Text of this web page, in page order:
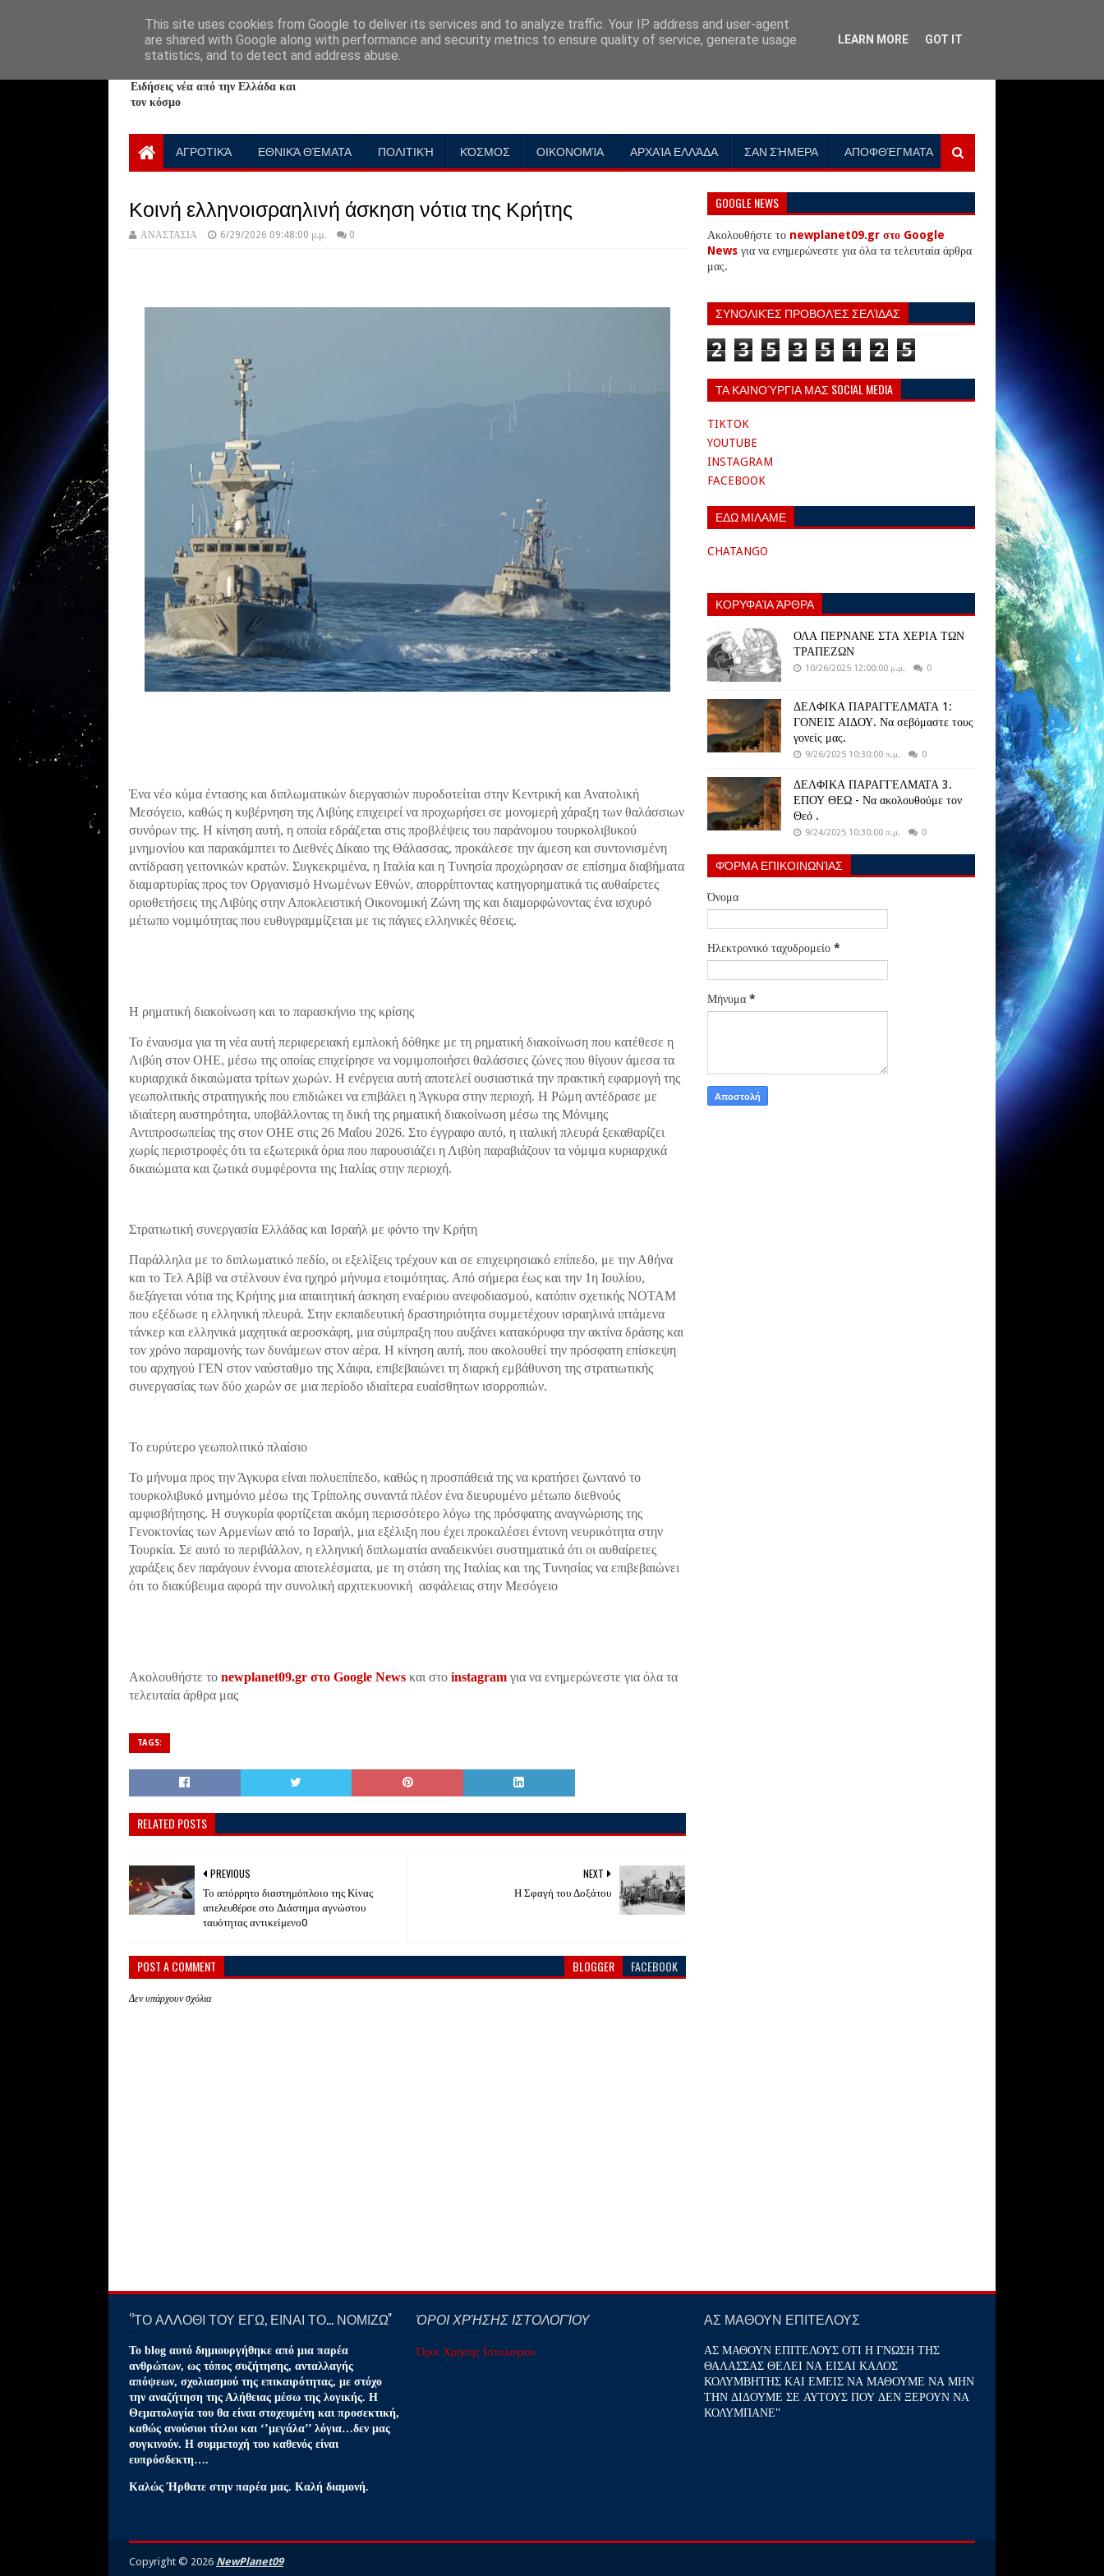
NewPlanet09
Ειδήσεις νέα από την Ελλάδα και
τον κόσμο
ΑΓΡΟΤΙΚΆ ΕΘΝΙΚΆ ΘΈΜΑΤΑ ΠΟΛΙΤΙΚΉ ΚΌΣΜΟΣ ΟΙΚΟΝΟΜΊΑ ΑΡΧΑΊΑ ΕΛΛΆΔΑ ΣΑΝ ΣΉΜΕΡΑ ΑΠΟΦΘΈΓΜΑΤΑ
Κοινή ελληνοισραηλινή άσκηση νότια της Κρήτης
ΑΝΑΣΤΑΣΙΑ 6/29/2026 09:48:00 μ.μ. 0
Ένα νέο κύμα έντασης και διπλωματικών διεργασιών πυροδοτείται στην Κεντρική και Ανατολική
Μεσόγειο, καθώς η κυβέρνηση της Λιβύης επιχειρεί να προχωρήσει σε μονομερή χάραξη των θαλάσσιων
συνόρων της. Η κίνηση αυτή, η οποία εδράζεται στις προβλέψεις του παράνομου τουρκολιβυκού
μνημονίου και παρακάμπτει το Διεθνές Δίκαιο της Θάλασσας, προκάλεσε την άμεση και συντονισμένη
αντίδραση γειτονικών κρατών. Συγκεκριμένα, η Ιταλία και η Τυνησία προχώρησαν σε επίσημα διαβήματα
διαμαρτυρίας προς τον Οργανισμό Ηνωμένων Εθνών, απορρίπτοντας κατηγορηματικά τις αυθαίρετες
οριοθετήσεις της Λιβύης στην Αποκλειστική Οικονομική Ζώνη της και διαμορφώνοντας ένα ισχυρό
μέτωπο νομιμότητας που ευθυγραμμίζεται με τις πάγιες ελληνικές θέσεις.
Η ρηματική διακοίνωση και το παρασκήνιο της κρίσης
Το έναυσμα για τη νέα αυτή περιφερειακή εμπλοκή δόθηκε με τη ρηματική διακοίνωση που κατέθεσε η
Λιβύη στον ΟΗΕ, μέσω της οποίας επιχείρησε να νομιμοποιήσει θαλάσσιες ζώνες που θίγουν άμεσα τα
κυριαρχικά δικαιώματα τρίτων χωρών. Η ενέργεια αυτή αποτελεί ουσιαστικά την πρακτική εφαρμογή της
γεωπολιτικής στρατηγικής που επιδιώκει να επιβάλει η Άγκυρα στην περιοχή. Η Ρώμη αντέδρασε με
ιδιαίτερη αυστηρότητα, υποβάλλοντας τη δική της ρηματική διακοίνωση μέσω της Μόνιμης
Αντιπροσωπείας της στον ΟΗΕ στις 26 Μαΐου 2026. Στο έγγραφο αυτό, η ιταλική πλευρά ξεκαθαρίζει
χωρίς περιστροφές ότι τα εξωτερικά όρια που παρουσιάζει η Λιβύη παραβιάζουν τα νόμιμα κυριαρχικά
δικαιώματα και ζωτικά συμφέροντα της Ιταλίας στην περιοχή.
Στρατιωτική συνεργασία Ελλάδας και Ισραήλ με φόντο την Κρήτη
Παράλληλα με το διπλωματικό πεδίο, οι εξελίξεις τρέχουν και σε επιχειρησιακό επίπεδο, με την Αθήνα
και το Τελ Αβίβ να στέλνουν ένα ηχηρό μήνυμα ετοιμότητας. Από σήμερα έως και την 1η Ιουλίου,
διεξάγεται νότια της Κρήτης μια απαιτητική άσκηση εναέριου ανεφοδιασμού, κατόπιν σχετικής ΝΟΤΑΜ
που εξέδωσε η ελληνική πλευρά. Στην εκπαιδευτική δραστηριότητα συμμετέχουν ισραηλινά ιπτάμενα
τάνκερ και ελληνικά μαχητικά αεροσκάφη, μια σύμπραξη που αυξάνει κατακόρυφα την ακτίνα δράσης και
τον χρόνο παραμονής των δυνάμεων στον αέρα. Η κίνηση αυτή, που ακολουθεί την πρόσφατη επίσκεψη
του αρχηγού ΓΕΝ στον ναύσταθμο της Χάιφα, επιβεβαιώνει τη διαρκή εμβάθυνση της στρατιωτικής
συνεργασίας των δύο χωρών σε μια περίοδο ιδιαίτερα ευαίσθητων ισορροπιών.
Το ευρύτερο γεωπολιτικό πλαίσιο
Το μήνυμα προς την Άγκυρα είναι πολυεπίπεδο, καθώς η προσπάθειά της να κρατήσει ζωντανό το
τουρκολιβυκό μνημόνιο μέσω της Τρίπολης συναντά πλέον ένα διευρυμένο μέτωπο διεθνούς
αμφισβήτησης. Η συγκυρία φορτίζεται ακόμη περισσότερο λόγω της πρόσφατης αναγνώρισης της
Γενοκτονίας των Αρμενίων από το Ισραήλ, μια εξέλιξη που έχει προκαλέσει έντονη νευρικότητα στην
Τουρκία. Σε αυτό το περιβάλλον, η ελληνική διπλωματία αναδεικνύει συστηματικά ότι οι αυθαίρετες
χαράξεις δεν παράγουν έννομα αποτελέσματα, με τη στάση της Ιταλίας και της Τυνησίας να επιβεβαιώνει
ότι το διακύβευμα αφορά την συνολική αρχιτεκυονική ασφάλειας στην Μεσόγειο
Ακολουθήστε το newplanet09.gr στο Google News και στο instagram για να ενημερώνεστε για όλα τα
τελευταία άρθρα μας
TAGS:
RELATED POSTS
NEXT
Η Σφαγή του Δοξάτου
PREVIOUS
Το απόρρητο διαστημόπλοιο της Κίνας
απελευθέρσε στο Διάστημα αγνώστου
ταυότητας αντικείμενο0
POST A COMMENT BLOGGER FACEBOOK
Δεν υπάρχουν σχόλια
GOOGLE NEWS
Ακολουθήστε το newplanet09.gr στο Google
News για να ενημερώνεστε για όλα τα τελευταία άρθρα
μας.
ΣΥΝΟΛΙΚΈΣ ΠΡΟΒΟΛΈΣ ΣΕΛΊΔΑΣ
2 3 5 3 5 1 2 5
ΤΑ ΚΑΙΝΟΎΡΓΙΑ ΜΑΣ SOCIAL MEDIA
TIKTOK
YOUTUBE
INSTAGRAM
FACEBOOK
ΕΔΩ ΜΙΛΑΜΕ
CHATANGO
ΚΟΡΥΦΑΊΑ ΆΡΘΡΑ
ΟΛΑ ΠΕΡΝΑΝΕ ΣΤΑ ΧΕΡΙΑ ΤΩΝ
ΤΡΑΠΕΖΩΝ
10/26/2025 12:00:00 μ.μ. 0
ΔΕΛΦΙΚΑ ΠΑΡΑΓΓΕΛΜΑΤΑ 1:
ΓΟΝΕΙΣ ΑΙΔΟΥ. Να σεβόμαστε τους
γονείς μας.
9/26/2025 10:30:00 π.μ. 0
ΔΕΛΦΙΚΑ ΠΑΡΑΓΓΕΛΜΑΤΑ 3.
ΕΠΟΥ ΘΕΩ - Να ακολουθούμε τον
Θεό .
9/24/2025 10:30:00 π.μ. 0
ΦΌΡΜΑ ΕΠΙΚΟΙΝΩΝΊΑΣ
Όνομα
Ηλεκτρονικό ταχυδρομείο *
Μήνυμα *
‘’ΤΟ ΑΛΛΟΘΙ ΤΟΥ ΕΓΩ, ΕΙΝΑΙ ΤΟ… ΝΟΜΙΖΩ''
Το blog αυτό δημιουργήθηκε από μια παρέα
ανθρώπων, ως τόπος συζήτησης, ανταλλαγής
απόψεων, σχολιασμού της επικαιρότητας, με στόχο
την αναζήτηση της Αλήθειας μέσω της λογικής. Η
Θεματολογία του θα είναι στοχευμένη και προσεκτική,
καθώς ανούσιοι τίτλοι και ‘’μεγάλα’’ λόγια…δεν μας
συγκινούν. Η συμμετοχή του καθενός είναι
ευπρόσδεκτη….
Καλώς Ήρθατε στην παρέα μας. Καλή διαμονή.
ΌΡΟΙ ΧΡΉΣΗΣ ΙΣΤΟΛΟΓΊΟΥ
Όροι Χρήσης Ιστολογίου
ΑΣ ΜΑΘΟΥΝ ΕΠΙΤΕΛΟΥΣ
ΑΣ ΜΑΘΟΥΝ ΕΠΙΤΕΛΟΥΣ ΟΤΙ Η ΓΝΩΣΗ ΤΗΣ
ΘΑΛΑΣΣΑΣ ΘΕΛΕΙ ΝΑ ΕΙΣΑΙ ΚΑΛΟΣ
ΚΟΛΥΜΒΗΤΗΣ ΚΑΙ ΕΜΕΙΣ ΝΑ ΜΑΘΟΥΜΕ ΝΑ ΜΗΝ
ΤΗΝ ΔΙΔΟΥΜΕ ΣΕ ΑΥΤΟΥΣ ΠΟΥ ΔΕΝ ΞΕΡΟΥΝ ΝΑ
ΚΟΛΥΜΠΑΝΕ''
Copyright © 2026 NewPlanet09
This site uses cookies from Google to deliver its services and to analyze traffic. Your IP address and user-agent
are shared with Google along with performance and security metrics to ensure quality of service, generate usage
statistics, and to detect and address abuse.
LEARN MORE GOT IT